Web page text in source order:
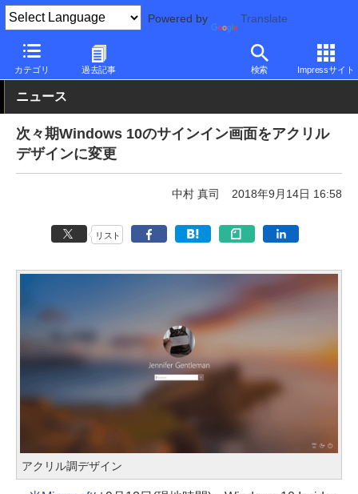
Powered by Translate
カテゴリ 過去記事 検索 Impressサイト
PC Watch ソフトウェア/アプリ アップデート
ニュース
次々期Windows 10のサインイン画面をアクリル
デザインに変更
中村 真司 2018年9月14日 16:58
リスト
アクリル調デザイン